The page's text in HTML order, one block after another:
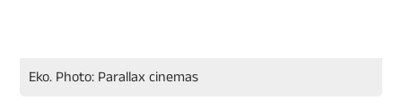
Eko. Photo: Parallax cinemas